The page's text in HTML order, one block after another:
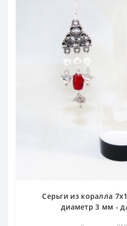
Серьги из коралла
диаметр 3 мм -